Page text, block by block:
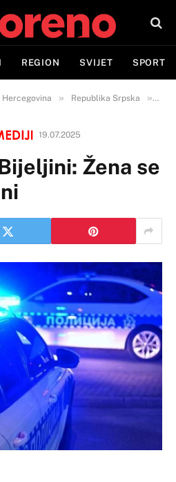
REGION SVIJET SPORT
Hercegovina » Republika Srpska »
19.07.2025
Žena se